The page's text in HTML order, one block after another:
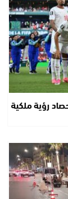
رؤية ملكية